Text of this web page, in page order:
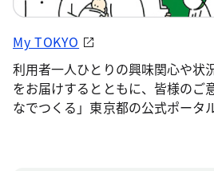
My TOKYO
利用者一人ひとりの興味関心や状
をお届けするとともに、皆様のご
なでつくる」東京都の公式ポータ